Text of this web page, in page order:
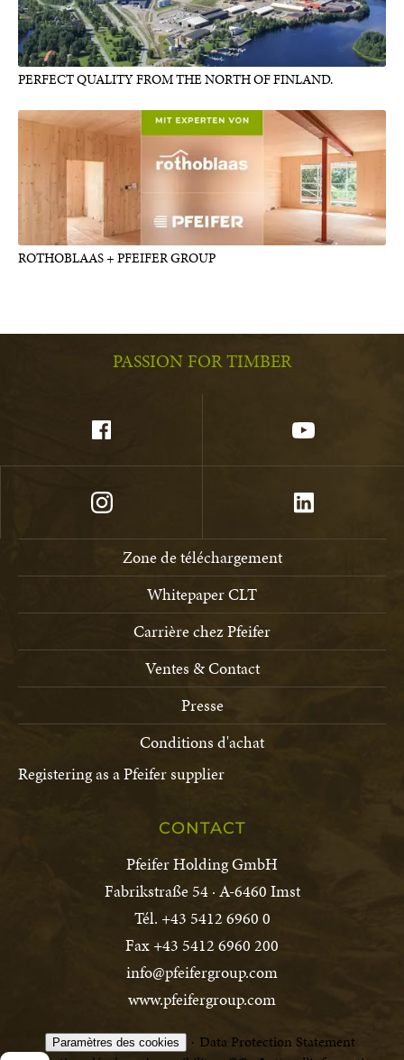
PERFECT QUALITY FROM THE NORTH OF FINLAND.
ROTHOBLAAS + PFEIFER GROUP
PASSION FOR TIMBER
Zone de téléchargement
Whitepaper CLT
Carrière chez Pfeifer
Ventes & Contact
Presse
Conditions d'achat
Registering as a Pfeifer supplier
CONTACT
Pfeifer Holding GmbH
Fabrikstraße 54 · A-6460 Imst
Tél. +43 5412 6960 0
Fax +43 5412 6960 200
info@pfeifergroup.com
www.pfeifergroup.com
Paramètres des cookies
Data Protection Statement